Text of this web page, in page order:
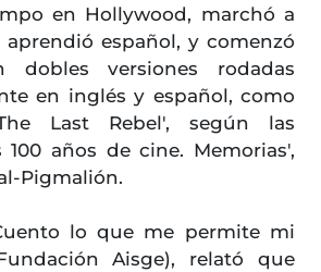
en Hollywood, marchó a
aprendió español, y comenzó
dobles versiones rodadas
en inglés y español, como
Last Rebel', según las
100 años de cine. Memorias',
Pigmalión.
lo que me permite mi
Aisge), relató que